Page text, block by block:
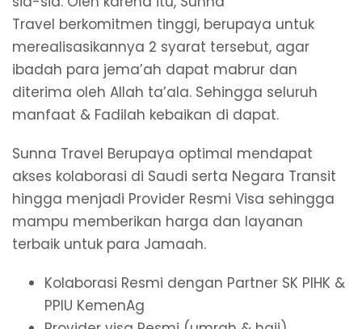
Travel berkomitmen tinggi, berupaya untuk
merealisasikannya 2 syarat tersebut, agar
ibadah para jema’ah dapat mabrur dan
diterima oleh Allah ta’ala. Sehingga seluruh
manfaat & Fadilah kebaikan di dapat.
Sunna Travel Berupaya optimal mendapat
akses kolaborasi di Saudi serta Negara Transit
hingga menjadi Provider Resmi Visa sehingga
mampu memberikan harga dan layanan
terbaik untuk para Jamaah.
Kolaborasi Resmi dengan Partner SK PIHK &
PPIU KemenAg